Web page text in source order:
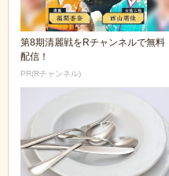
第8期清麗戦をRチャンネルで無料
配信！
PR(Rチャンネル)